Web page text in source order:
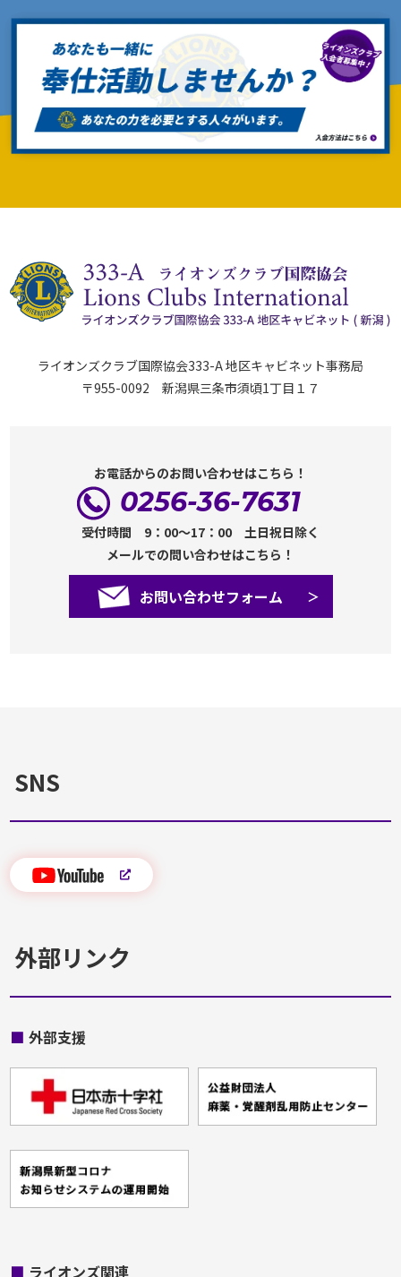
ライオンズクラブ国際協会333-A 地区キャビネット事務局
〒955-0092 新潟県三条市須頃1丁目１７
お電話からのお問い合わせはこちら！
0256-36-7631
受付時間 9：00～17：00 土日祝日除く
メールでの問い合わせはこちら！
お問い合わせフォーム
SNS
外部リンク
■ 外部支援
■ ライオンズ関連